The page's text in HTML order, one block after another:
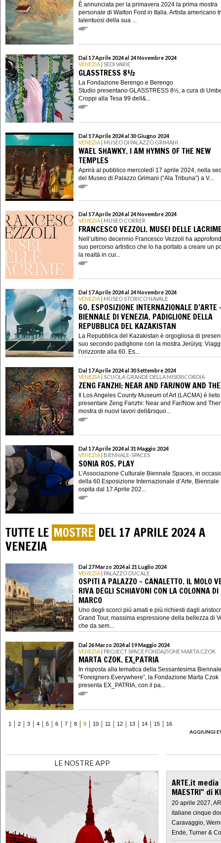
È annunciata per la primavera 2024 la prima mostra
personale di Walton Ford in Italia. Artista americano
talentuosi della sua ...
Dal 17 Aprile 2024 al 24 Novembre 2024
VENEZIA | SEDI VARIE
GLASSTRESS 8½
La Fondazione Berengo e Berengo
Studio presentano GLASSTRESS 8½, a cura di
Croppi alla Tesa 99 dell&...
Dal 17 Aprile 2024 al 30 Giugno 2024
VENEZIA | MUSEO DI PALAZZO GRIMANI
WAEL SHAWKY. I AM HYMNS OF THE NEW
TEMPLES
Aprirà al pubblico mercoledì 17 aprile 2024, nella
del Museo di Palazzo Grimani (“Ala Tribuna”) a V...
Dal 17 Aprile 2024 al 24 Novembre 2024
VENEZIA | MUSEO CORRER
FRANCESCO VEZZOLI. MUSEI DELLE
Nell’ultimo decennio Francesco Vezzoli ha
suo percorso artistico che lo ha portato a creare un
la realtà in cui...
Dal 17 Aprile 2024 al 24 Novembre 2024
VENEZIA | MUSEO STORICO NAVALE
60. ESPOSIZIONE INTERNAZIONALE D’ARTE
BIENNALE DI VENEZIA. PADIGLIONE DELLA
REPUBBLICA DEL KAZAKISTAN
La Repubblica del Kazakistan è orgogliosa di
suo secondo padiglione con la mostra Jerūiyq:
l'orizzonte alla 60. Es...
Dal 17 Aprile 2024 al 30 Settembre 2024
VENEZIA | SCUOLA GRANDE DELLA MISERICORDIA
ZENG FANZHI: NEAR AND FAR/NOW AND
Il Los Angeles County Museum of Art (LACMA) è
presentare Zeng Fanzhi: Near and Far/Now and
mostra di nuovi lavori dell&rsquo...
Dal 17 Aprile 2024 al 31 Maggio 2024
VENEZIA | BIENNALE-SPACES
SONIA ROS. PLAY
L’Associazione Culturale Biennale Spaces, in
della 60.Esposizione Internazionale d’Arte, Biennale
ospita dal 17 Aprile 202...
TUTTE LE MOSTRE DEL 17 APRILE 2024 A
VENEZIA
Dal 27 Marzo 2024 al 21 Luglio 2024
VENEZIA | PALAZZO DUCALE
OSPITI A PALAZZO - CANALETTO. IL MOLO
RIVA DEGLI SCHIAVONI CON LA COLONNA
MARCO
Uno degli scorci più amati e più richiesti dagli
Grand Tour, massima espressione della bellezza di
che da sem...
Dal 26 Marzo 2024 al 19 Maggio 2024
VENEZIA | PROJECT SPACE FONDAZIONE MARTA CZOK
MARTA CZOK. EX_PATRIA
In risposta alla tematica della Sessantesima
“Foreigners Everywhere”, la Fondazione Marta Czok
presenta EX_PATRIA, con il pa...
1 2 3 4 5 6 7 8 9 10 11 12 13 14 15
16
AGGIUNGI
LE NOSTRE APP
ARTE.it
MAESTRI" di
20 aprile 2027,
italiane cinque
Caravaggio,
Ende, Turner &